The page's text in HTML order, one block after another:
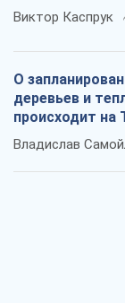
Виктор Каспрук
О
деревьев и
происходит на
Владислав